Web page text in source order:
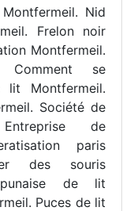
Nid
Frelon noir
Montfermeil.
Comment se
lit Montfermeil.
Société de
de
paris
des souris
de lit
Puces de lit